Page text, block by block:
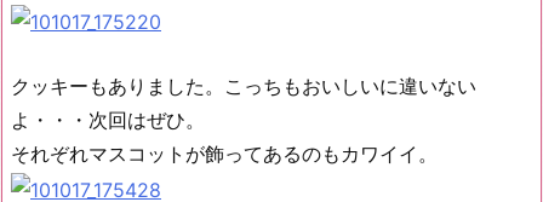
クッキーもありました。こっちもおいしいに違いない
よ・・・次回はぜひ。
それぞれマスコットが飾ってあるのもカワイイ。